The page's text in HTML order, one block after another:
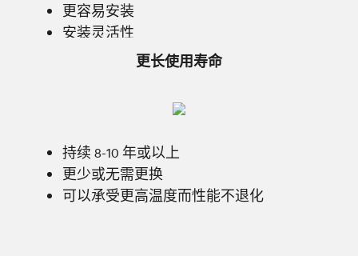
更容易安装
安装灵活性
相同占地内更长后备时间
更长使用寿命
持续 8-10 年或以上
更少或无需更换
可以承受更高温度而性能不退化